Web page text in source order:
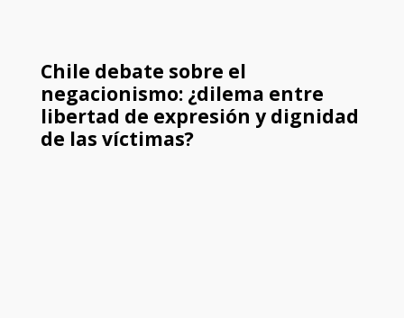
Chile debate sobre el
negacionismo: ¿dilema entre
libertad de expresión y dignidad
de las víctimas?